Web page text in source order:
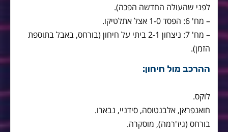
לפני שהעולה החדשה הפכה).
– מח' 6: הפסד 1-0 אצל אתלטיקו.
– מח' 7: ניצחון 2-1 ביתי על חיחון (בורחס, באבל בתוספת
הזמן).
ההרכב מול חיחון:
לוקס.
חואנפראן, אלבנטוסה, סידניי, נבארו.
בורחס (גיז'רמה), מוסקרה.